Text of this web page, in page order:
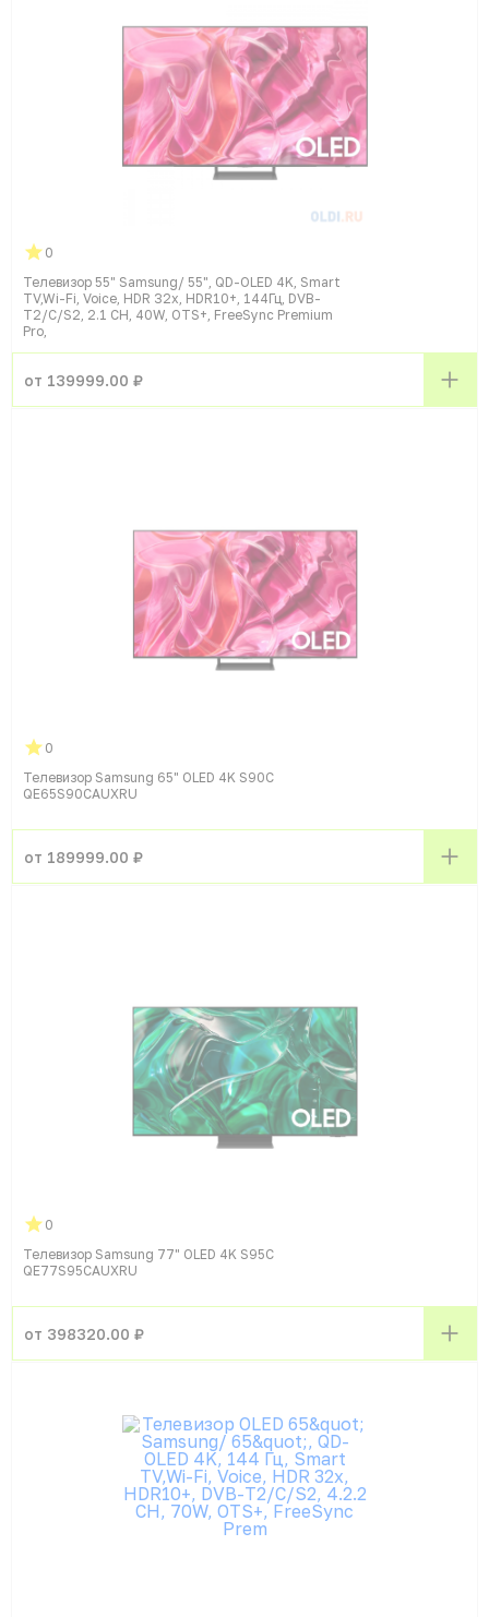
0
Телевизор 55" Samsung/ 55", QD-OLED 4K, Smart
TV,Wi-Fi, Voice, HDR 32х, HDR10+, 144Гц, DVB-
T2/C/S2, 2.1 CH, 40W, OTS+, FreeSync Premium
Pro,
от 139999.00 ₽
0
Телевизор Samsung 65" OLED 4K S90C
QE65S90CAUXRU
от 189999.00 ₽
0
Телевизор Samsung 77" OLED 4K S95C
QE77S95CAUXRU
от 398320.00 ₽